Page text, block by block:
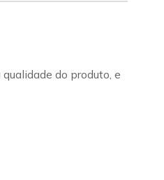
do produto, e